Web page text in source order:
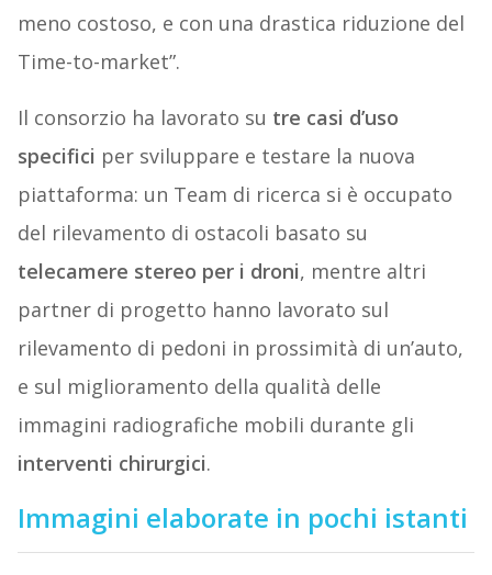
meno costoso, e con una drastica riduzione del
Time-to-market”.
Il consorzio ha lavorato su tre casi d’uso
specifici per sviluppare e testare la nuova
piattaforma: un Team di ricerca si è occupato
del rilevamento di ostacoli basato su
telecamere stereo per i droni, mentre altri
partner di progetto hanno lavorato sul
rilevamento di pedoni in prossimità di un’auto,
e sul miglioramento della qualità delle
immagini radiografiche mobili durante gli
interventi chirurgici.
Immagini elaborate in pochi istanti